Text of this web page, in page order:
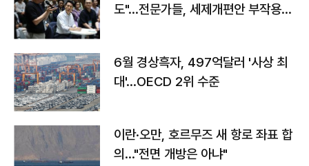
도"…전문가들, 세제개편안 부작용
6월 경상흑자, 497억달러 '사상 최
대'…OECD 2위 수준
이란·오만, 호르무즈 새 항로 좌표 합
의…"전면 개방은 아냐"